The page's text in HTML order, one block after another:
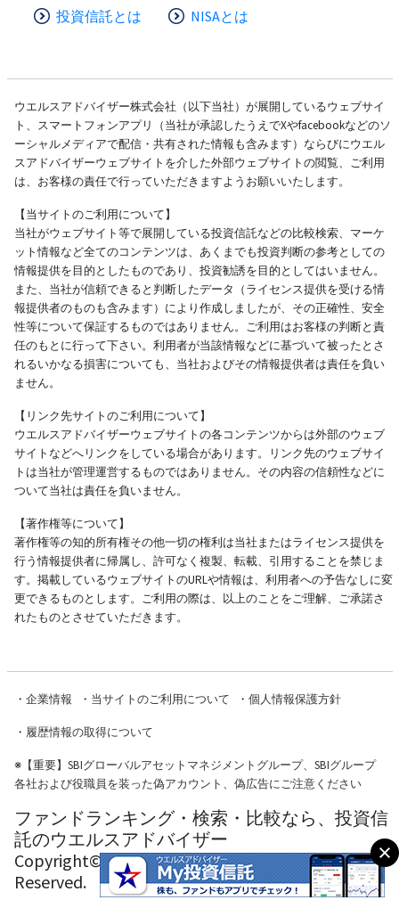
投資信託とは NISAとは
ウエルスアドバイザー株式会社（以下当社）が展開しているウェブサイ
ト、スマートフォンアプリ（当社が承認したうえでXやfacebookなどのソ
ーシャルメディアで配信・共有された情報も含みます）ならびにウエル
スアドバイザーウェブサイトを介した外部ウェブサイトの閲覧、ご利用
は、お客様の責任で行っていただきますようお願いいたします。
【当サイトのご利用について】
当社がウェブサイト等で展開している投資信託などの比較検索、マーケ
ット情報など全てのコンテンツは、あくまでも投資判断の参考としての
情報提供を目的としたものであり、投資勧誘を目的としてはいません。
また、当社が信頼できると判断したデータ（ライセンス提供を受ける情
報提供者のものも含みます）により作成しましたが、その正確性、安全
性等について保証するものではありません。ご利用はお客様の判断と責
任のもとに行って下さい。利用者が当該情報などに基づいて被ったとさ
れるいかなる損害についても、当社およびその情報提供者は責任を負い
ません。
【リンク先サイトのご利用について】
ウエルスアドバイザーウェブサイトの各コンテンツからは外部のウェブ
サイトなどへリンクをしている場合があります。リンク先のウェブサイ
トは当社が管理運営するものではありません。その内容の信頼性などに
ついて当社は責任を負いません。
【著作権等について】
著作権等の知的所有権その他一切の権利は当社またはライセンス提供を
行う情報提供者に帰属し、許可なく複製、転載、引用することを禁じま
す。掲載しているウェブサイトのURLや情報は、利用者への予告なしに変
更できるものとします。ご利用の際は、以上のことをご理解、ご承諾さ
れたものとさせていただきます。
・ 企業情報 ・ 当サイトのご利用について ・ 個人情報保護方針
・ 履歴情報の取得について
※【重要】SBIグローバルアセットマネジメントグループ、SBIグループ
各社および役職員を装った偽アカウント、偽広告にご注意ください
ファンドランキング・検索・比較なら、投資信
託のウエルスアドバイザー
Copyright© Wealth Advisor Co., Ltd. All Rights
Reserved.